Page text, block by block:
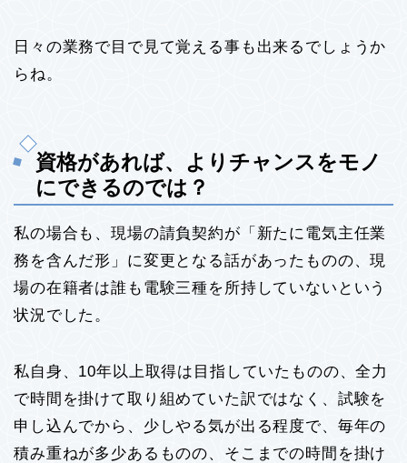
日々の業務で目で見て覚える事も出来るでしょうか
らね。
資格があれば、よりチャンスをモノ
にできるのでは？
私の場合も、現場の請負契約が「新たに電気主任業
務を含んだ形」に変更となる話があったものの、現
場の在籍者は誰も電験三種を所持していないという
状況でした。
私自身、10年以上取得は目指していたものの、全力
で時間を掛けて取り組めていた訳ではなく、試験を
申し込んでから、少しやる気が出る程度で、毎年の
積み重ねが多少あるものの、そこまでの時間を掛け